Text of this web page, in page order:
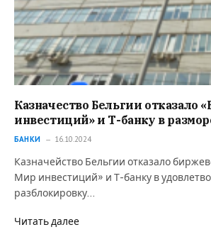
Казначество Бельгии отказало
инвестиций» и Т-банку в
БАНКИ 16.10.2024
Казначейство Бельгии отказало
Мир инвестиций» и Т-банку в
разблокировку…
Читать далее